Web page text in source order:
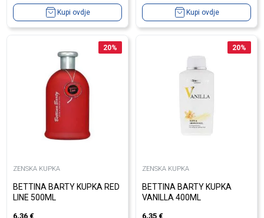
Kupi ovdje Kupi ovdje
20%
ZENSKA KUPKA
BETTINA BARTY KUPKA RED
LINE 500ML
6,36 €
20%
ZENSKA KUPKA
BETTINA BARTY KUPKA
VANILLA 400ML
6,35 €